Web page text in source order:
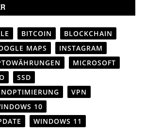
BITCOIN
BLOCKCHAIN
MAPS
INSTAGRAM
MICROSOFT
SSD
VPN
10
WINDOWS 11